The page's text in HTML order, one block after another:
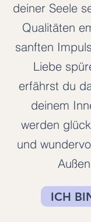
deiner Seele
Qualitäten
sanften
Liebe
erfährst du
deinem
werden
und
ICH